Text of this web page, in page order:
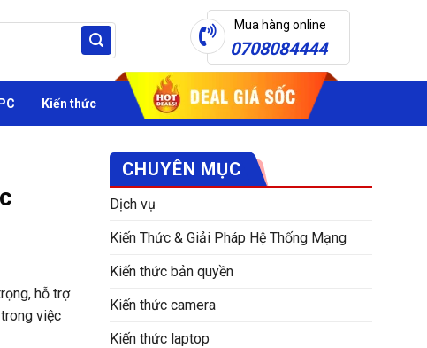
Mua hàng online
0708084444
Kiến thức
hỗ trợ
việc
CHUYÊN MỤC
Dịch vụ
Kiến Thức & Giải Pháp Hệ Thống Mạng
Kiến thức bản quyền
Kiến thức camera
Kiến thức laptop